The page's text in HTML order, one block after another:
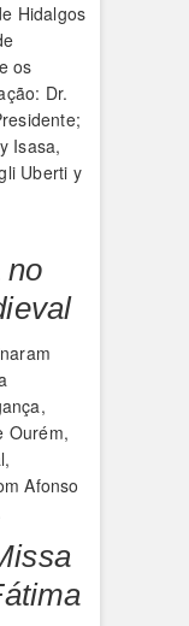
Hidalgos
os
Dr.
Isasa,
Uberti y
no
Ourém,
Afonso